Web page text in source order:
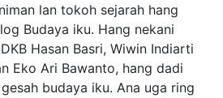
lan tokoh sejarah hang
Budaya iku. Hang nekani
Hasan Basri, Wiwin Indiarti
Eko Ari Bawanto, hang dadi
budaya iku. Ana uga ring